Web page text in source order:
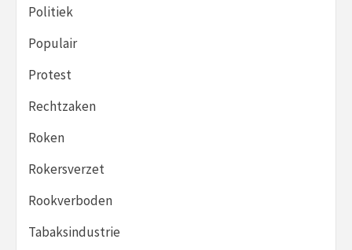
Politiek
Populair
Protest
Rechtzaken
Roken
Rokersverzet
Rookverboden
Tabaksindustrie